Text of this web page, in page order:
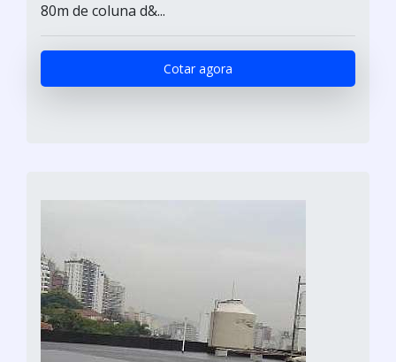
80m de coluna d&...
Cotar agora